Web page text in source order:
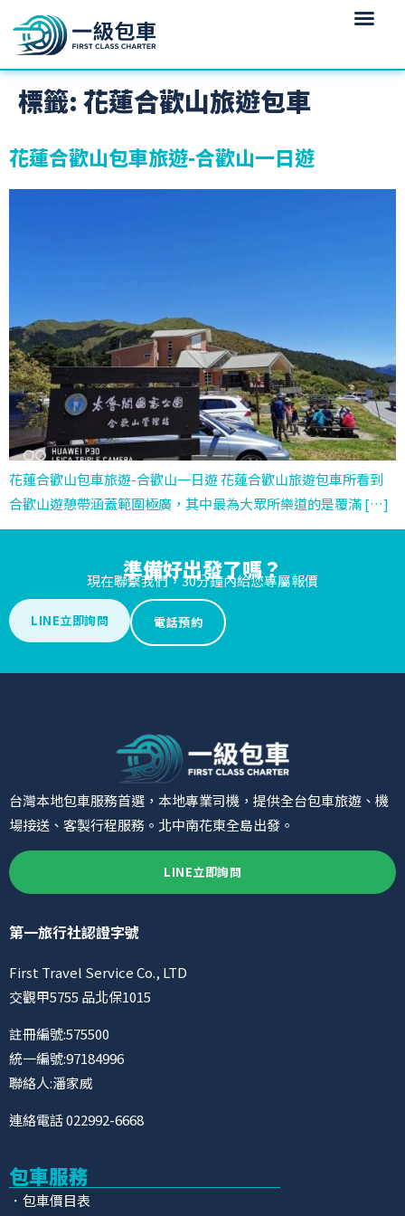
標籤: 花蓮合歡山旅遊包車
花蓮合歡山包車旅遊-合歡山一日遊
花蓮合歡山包車旅遊-合歡山一日遊 花蓮合歡山旅遊包車所看到
合歡山遊憩帶涵蓋範圍極廣，其中最為大眾所樂道的是覆滿 […]
準備好出發了嗎？
現在聯繫我們，30分鐘內給您專屬報價
LINE立即詢問 電話預約
台灣本地包車服務首選，本地專業司機，提供全台包車旅遊、機
場接送、客製行程服務。北中南花東全島出發。
LINE立即詢問
第一旅行社認證字號
First Travel Service Co., LTD
交觀甲5755 品北保1015
註冊編號:575500
統一編號:97184996
聯絡人:潘家威
連絡電話 022992-6668
包車服務
．包車價目表